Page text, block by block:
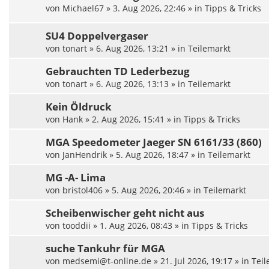
von Michael67 » 3. Aug 2026, 22:46 » in Tipps & Tricks
SU4 Doppelvergaser
von tonart » 6. Aug 2026, 13:21 » in Teilemarkt
Gebrauchten TD Lederbezug
von tonart » 6. Aug 2026, 13:13 » in Teilemarkt
Kein Öldruck
von Hank » 2. Aug 2026, 15:41 » in Tipps & Tricks
MGA Speedometer Jaeger SN 6161/33 (860)
von JanHendrik » 5. Aug 2026, 18:47 » in Teilemarkt
MG -A- Lima
von bristol406 » 5. Aug 2026, 20:46 » in Teilemarkt
Scheibenwischer geht nicht aus
von tooddii » 1. Aug 2026, 08:43 » in Tipps & Tricks
suche Tankuhr für MGA
von medsemi@t-online.de » 21. Jul 2026, 19:17 » in